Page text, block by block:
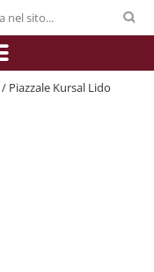
/ Piazzale Kursal Lido